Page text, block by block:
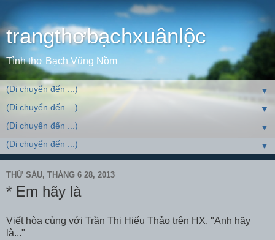
trangthơbạchxuânlộc
Tình thơ Bạch Vũng Nồm
▼
▼
▼
▼
THỨ SÁU, THÁNG 6 28, 2013
* Em hãy là
Viết hòa cùng với Trần Thị Hiếu Thảo trên HX. "Anh hãy
là..."